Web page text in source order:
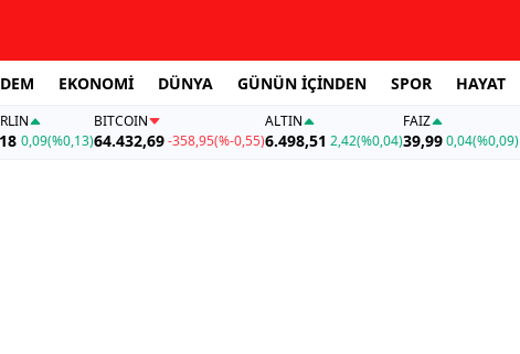
EKONOMİ DÜNYA GÜNÜN İÇİNDEN SPOR HAYAT
0,09(%0,13)
BITCOIN
64.432,69-358,95(%-0,55)
ALTIN
6.498,51 2,42(%0,04)
FAİZ
39,990,04(%0,09)